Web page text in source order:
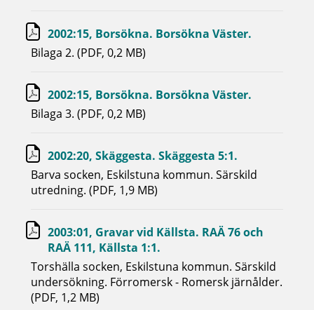
2002:15, Borsökna. Borsökna Väster.
Bilaga 2. (PDF, 0,2 MB)
2002:15, Borsökna. Borsökna Väster.
Bilaga 3. (PDF, 0,2 MB)
2002:20, Skäggesta. Skäggesta 5:1.
Barva socken, Eskilstuna kommun. Särskild
utredning. (PDF, 1,9 MB)
2003:01, Gravar vid Källsta. RAÄ 76 och
RAÄ 111, Källsta 1:1.
Torshälla socken, Eskilstuna kommun. Särskild
undersökning. Förromersk - Romersk järnålder.
(PDF, 1,2 MB)